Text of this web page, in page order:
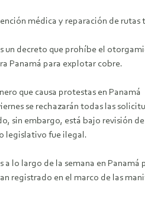
médica y reparación de rutas
decreto que prohíbe el
Panamá para explotar cobre.
que causa protestas en Panamá
se rechazarán todas las
sin embargo, está bajo revisión
legislativo fue ilegal.
lo largo de la semana en
registrado en el marco de las